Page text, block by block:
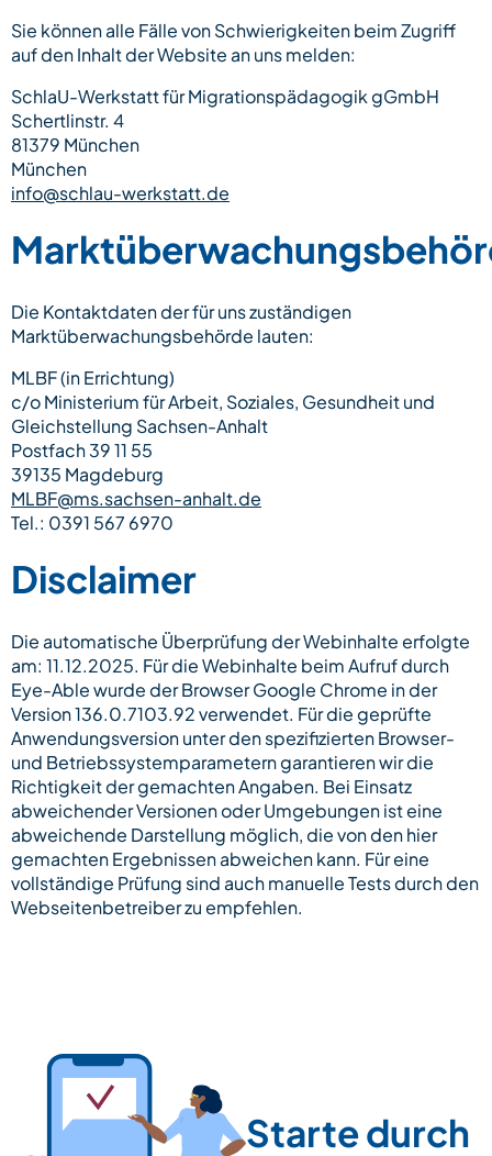
Sie können alle Fälle von Schwierigkeiten beim Zugriff
auf den Inhalt der Website an uns melden:
SchlaU-Werkstatt für Migrationspädagogik gGmbH
Schertlinstr. 4
81379 München
München
info@schlau-werkstatt.de
Die Kontaktdaten der für uns zuständigen
Marktüberwachungsbehörde lauten:
MLBF (in Errichtung)
c/o Ministerium für Arbeit, Soziales, Gesundheit und
Gleichstellung Sachsen-Anhalt
Postfach 39 11 55
39135 Magdeburg
MLBF@ms.sachsen-​anhalt.de
Tel.: 0391 567 6970
Disclaimer
Die automatische Überprüfung der Webinhalte erfolgte
am: 11.12.2025. Für die Webinhalte beim Aufruf durch
Eye-Able wurde der Browser Google Chrome in der
Version 136.0.7103.92 verwendet. Für die geprüfte
Anwendungsversion unter den spezifizierten Browser-
und Betriebssystemparametern garantieren wir die
Richtigkeit der gemachten Angaben. Bei Einsatz
abweichender Versionen oder Umgebungen ist eine
abweichende Darstellung möglich, die von den hier
gemachten Ergebnissen abweichen kann. Für eine
vollständige Prüfung sind auch manuelle Tests durch den
Webseitenbetreiber zu empfehlen.
Starte durch